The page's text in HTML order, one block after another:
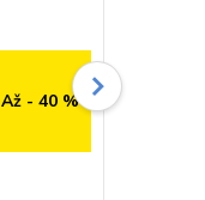
Až - 40 %